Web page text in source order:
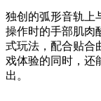
独创的弧形音轨上
操作时的手部肌肉
式玩法，配合贴合
戏体验的同时，还
出。